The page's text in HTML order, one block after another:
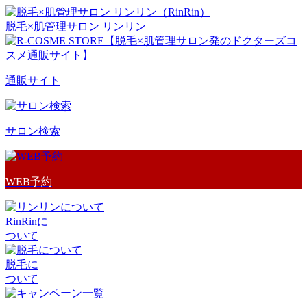
脱毛×肌管理サロン リンリン
通販サイト
サロン検索
WEB予約
RinRinに
ついて
脱毛に
ついて